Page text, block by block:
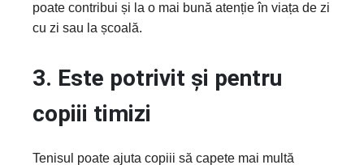
poate contribui și la o mai bună atenție în viața de zi
cu zi sau la școală.
3. Este potrivit și pentru
copiii timizi
Tenisul poate ajuta copiii să capete mai multă